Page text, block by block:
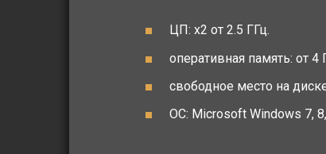
ЦП: x2 от 2.5 ГГц.
оперативная память: от 4
свободное место на
ОС: Microsoft Windows 7,